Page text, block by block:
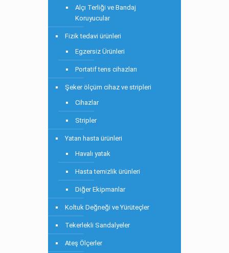
Alçı Terliği ve Bandaj
Koruyucular
Fizik tedavi ürünleri
Egzersiz Ürünleri
Portatif tens cihazları
Şeker ölçüm cihaz ve stripleri
Cihazlar
Stripler
Yatan hasta ürünleri
Havalı yatak
Hasta temizlik ürünleri
Diğer Ekipmanlar
Koltuk Değneği ve Yürüteçler
Tekerlekli Sandalyeler
Ateş Ölçerler